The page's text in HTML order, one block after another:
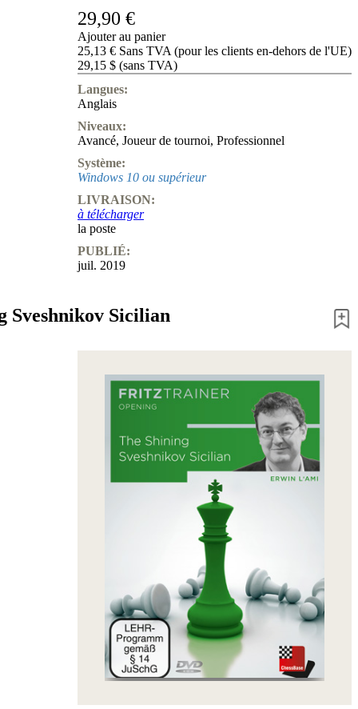
29,90 €
Ajouter au panier
25,13 € Sans TVA (pour les clients en-dehors de l'UE)
29,15 $ (sans TVA)
Langues:
Anglais
Niveaux:
Avancé, Joueur de tournoi, Professionnel
Système:
Windows 10 ou supérieur
LIVRAISON:
à télécharger
la poste
PUBLIÉ:
juil. 2019
Sveshnikov Sicilian